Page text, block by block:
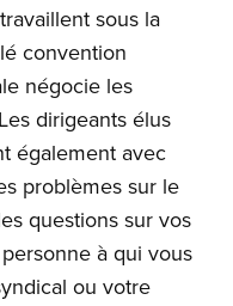
sous la
convention
négocie les
dirigeants élus
également avec
problèmes sur le
questions sur vos
à qui vous
ou votre